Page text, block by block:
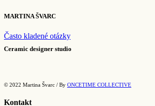
MARTINA ŠVARC
Často kladené otázky
Ceramic designer studio
© 2022 Martina Švarc / By ONCETIME COLLECTIVE
Kontakt